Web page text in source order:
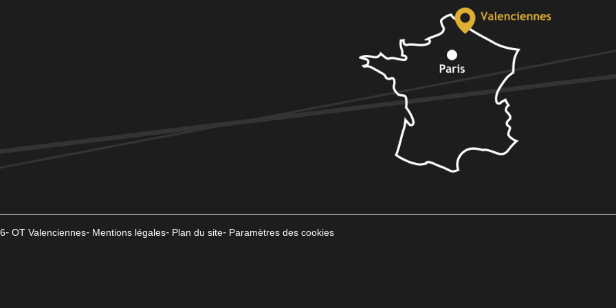
OT Valenciennes Mentions légales Plan du site Paramètres des cookies